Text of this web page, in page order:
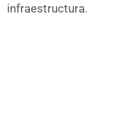
infraestructura.